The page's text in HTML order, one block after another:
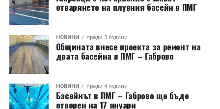
отварянето на плувния басейн в ПМГ
НОВИНИ преди 3 години
Общината внесе проекта за ремонт на
двата басейна в ПМГ – Габрово
НОВИНИ преди 4 години
Басейнът в ПМГ – Габрово ще бъде
отворен на 17 януари